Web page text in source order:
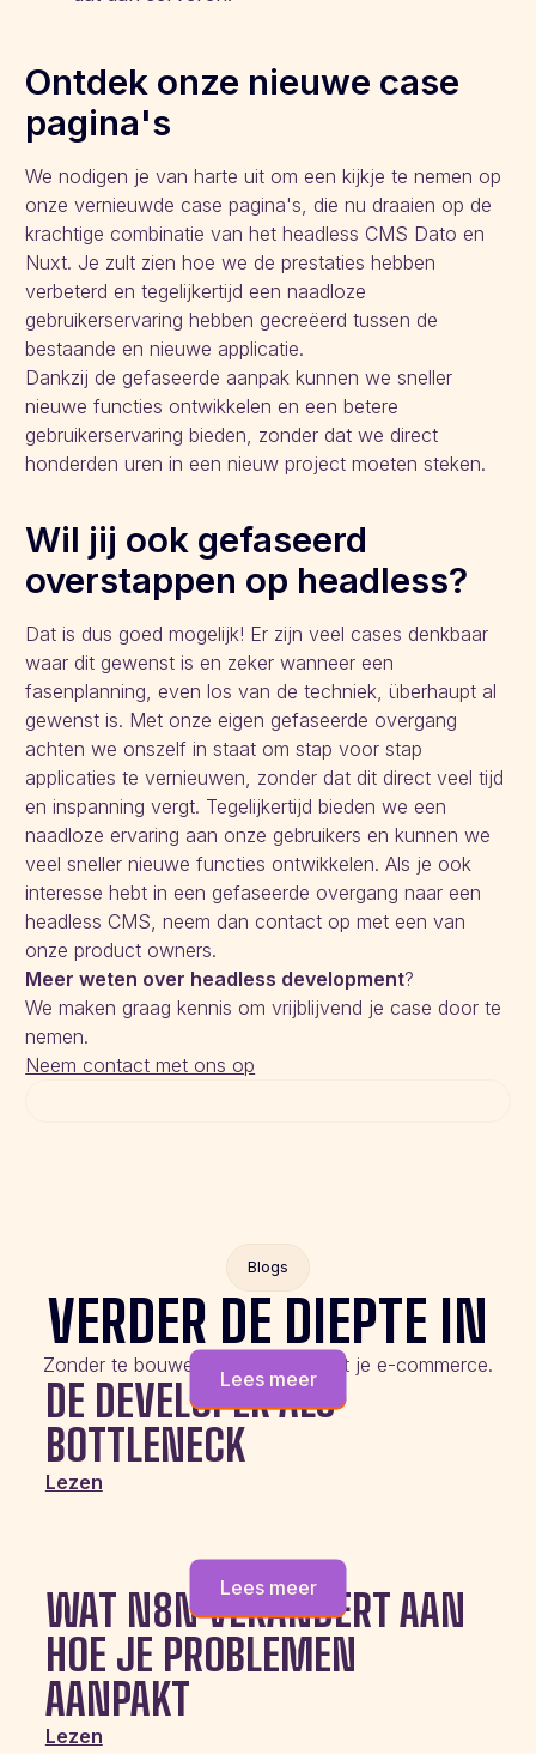
Ontdek onze nieuwe case
pagina's
We nodigen je van harte uit om een kijkje te nemen op
onze vernieuwde case pagina's, die nu draaien op de
krachtige combinatie van het headless CMS Dato en
Nuxt. Je zult zien hoe we de prestaties hebben
verbeterd en tegelijkertijd een naadloze
gebruikerservaring hebben gecreëerd tussen de
bestaande en nieuwe applicatie.
Dankzij de gefaseerde aanpak kunnen we sneller
nieuwe functies ontwikkelen en een betere
gebruikerservaring bieden, zonder dat we direct
honderden uren in een nieuw project moeten steken.
Wil jij ook gefaseerd
overstappen op headless?
Dat is dus goed mogelijk! Er zijn veel cases denkbaar
waar dit gewenst is en zeker wanneer een
fasenplanning, even los van de techniek, überhaupt al
gewenst is. Met onze eigen gefaseerde overgang
achten we onszelf in staat om stap voor stap
applicaties te vernieuwen, zonder dat dit direct veel tijd
en inspanning vergt. Tegelijkertijd bieden we een
naadloze ervaring aan onze gebruikers en kunnen we
veel sneller nieuwe functies ontwikkelen. Als je ook
interesse hebt in een gefaseerde overgang naar een
headless CMS, neem dan contact op met een van
onze product owners.
Meer weten over headless development?
We maken graag kennis om vrijblijvend je case door te
nemen.
Neem contact met ons op
Blogs
VERDER DE DIEPTE IN
Zonder te bouwen aan de slag met je e-commerce.
Lees meer
DE DEVELOPER ALS
BOTTLENECK
Lezen
Lees meer
WAT N8N VERANDERT AAN
HOE JE PROBLEMEN
AANPAKT
Lezen